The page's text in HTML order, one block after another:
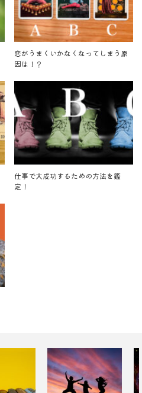
恋がうまくいかなくなってしまう原
因は！？
仕事で大成功するための方法を鑑
定！